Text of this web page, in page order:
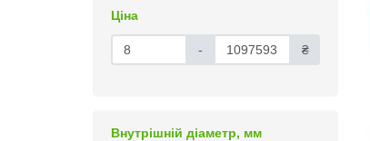
Ціна
- ₴
Внутрішній діаметр, мм